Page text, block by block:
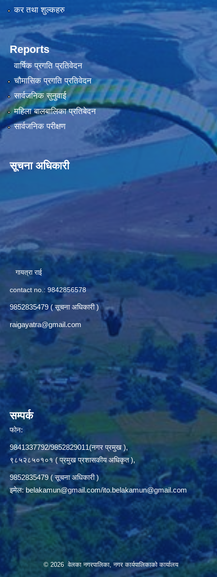
कर तथा शुल्कहरु
Reports
वार्षिक प्रगति प्रतिवेदन
चौमासिक प्रगति प्रतिवेदन
सार्वजनिक सुनुवाई
महिला बालबालिका प्रतिबेदन
सार्वजनिक परीक्षण
सूचना अधिकारी
गायत्रा राई
contact no.: 9842856578
9852835479 ( सूचना अधिकारी )
raigayatra@gmail.com
सम्पर्क
फोन:
9841337792/9852829011(नगर प्रमुख ),
९८५२८५०१०१ ( प्रमुख प्रशासकीय अधिकृत ),
9852835479 ( सूचना अधिकारी )
इमेल:belakamun@gmail.com/ito.belakamun@gmail.com
© 2026 वेलका नगरपालिका, नगर कार्यपालिकाको कार्यालय